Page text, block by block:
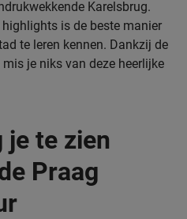
Karelsbrug.
is de beste manier
te leren kennen. Dankzij de
je niks van deze heerlijke
je te zien
Praag